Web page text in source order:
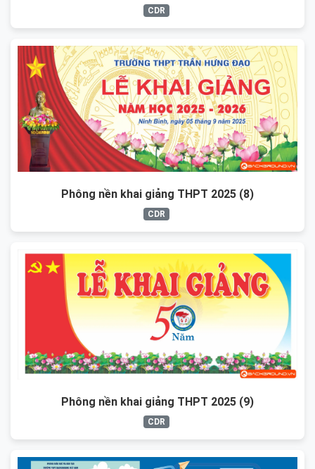
CDR
Phông nền khai giảng THPT 2025 (8)
CDR
Phông nền khai giảng THPT 2025 (9)
CDR